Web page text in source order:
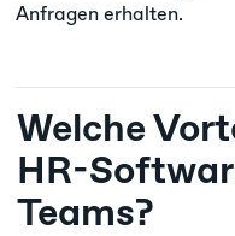
Anfragen erhalten.
Welche
HR-
Teams?